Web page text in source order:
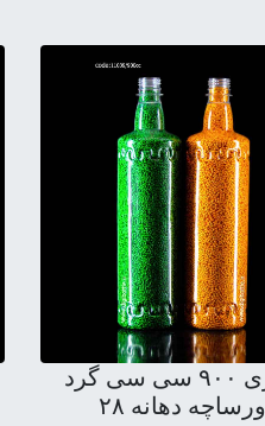
بطری ۹۰۰ سی سی گرد
ورساچه دهانه ۲۸